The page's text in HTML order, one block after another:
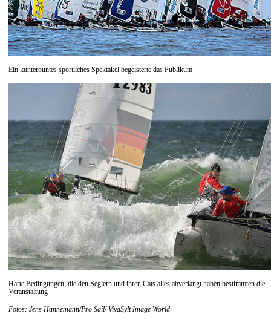
Ein kunterbuntes sportliches Spektakel begeisterte das Publikum
Harte Bedingungen, die den Seglern und ihren Cats alles abverlangt haben bestimmten die
Veranstaltung
Fotos: Jens Hannemann/Pro Sail/ VivaSylt Image World